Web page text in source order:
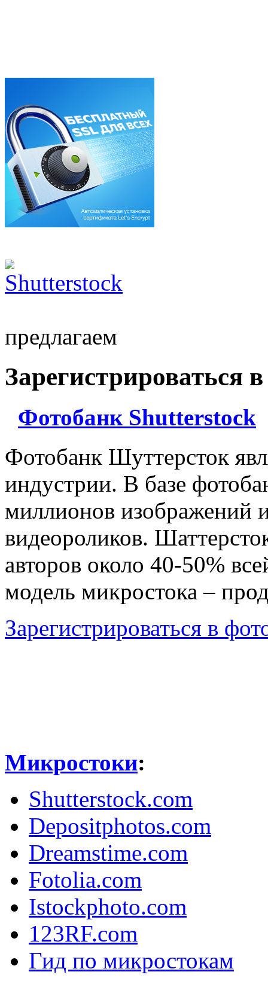
предлагаем
Зарегистрироваться
Фотобанк Shutterstock
Фотобанк Шуттерсток
индустрии. В базе
миллионов изображений
видеороликов.
авторов около 40-50%
модель микростока –
Зарегистрироваться в
Микростоки:
Shutterstock.com
Depositphotos.com
Dreamstime.com
Fotolia.com
Istockphoto.com
123RF.com
Гид по микростокам